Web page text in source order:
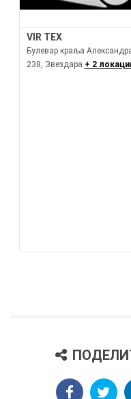
VIR TEX
Булевар краља
238, Звездара + 2